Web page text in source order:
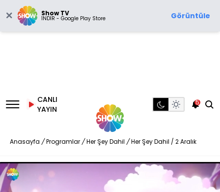
Show TV
İNDİR - Google Play Store Görüntüle
CANLI
YAYIN
5
Anasayfa / Programlar / Her Şey Dahil / Her Şey Dahil / 2 Aralık